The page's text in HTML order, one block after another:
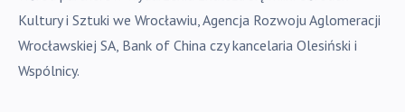
Kultury i Sztuki we Wrocławiu, Agencja Rozwoju Aglomeracji
Wrocławskiej SA, Bank of China czy kancelaria Olesiński i
Wspólnicy.